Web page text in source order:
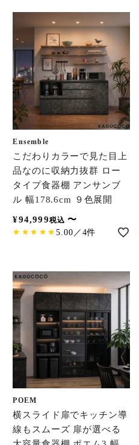
Ensemble
こだわりカラーで見た目上
品なのに収納力抜群 ロー
タイプ食器棚 アンサンブ
ル 幅178.6cm ９色展開
¥94,999税込 〜
5.00／4件
POEM
横スライド扉でキッチン導
線もスムーズ 扉が選べる